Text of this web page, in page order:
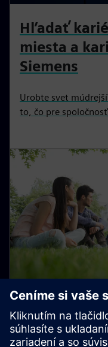
Hľadať
miesta a
Siemens
Urobte svet
to, čo pre
Študentské
programy